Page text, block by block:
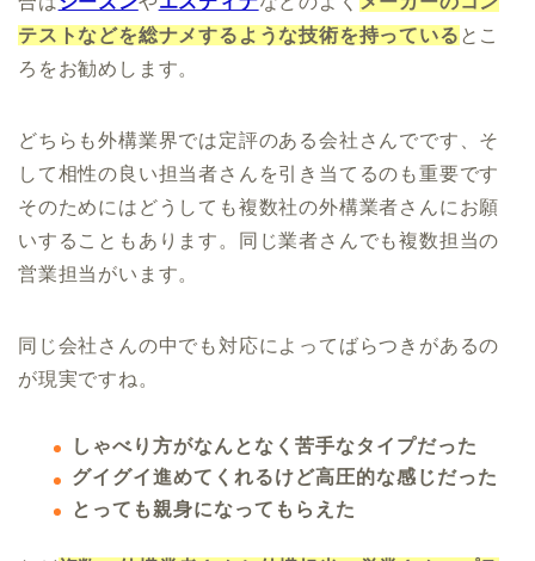
テストなどを総ナメするような技術を持っている とこ
ろをお勧めします。
どちらも外構業界では定評のある会社さんでです、そ
して相性の良い担当者さんを引き当てるのも重要です
そのためにはどうしても複数社の外構業者さんにお願
いすることもあります。同じ業者さんでも複数担当の
営業担当がいます。
同じ会社さんの中でも対応によってばらつきがあるの
が現実ですね。
しゃべり方がなんとなく苦手なタイプだった
グイグイ進めてくれるけど高圧的な感じだった
とっても親身になってもらえた